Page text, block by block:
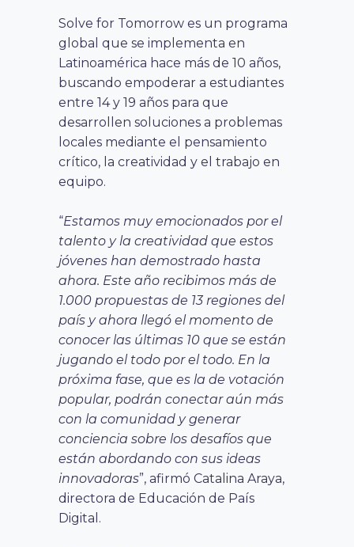
Solve for Tomorrow es un programa
global que se implementa en
Latinoamérica hace más de 10 años,
buscando empoderar a estudiantes
entre 14 y 19 años para que
desarrollen soluciones a problemas
locales mediante el pensamiento
crítico, la creatividad y el trabajo en
equipo.
“Estamos muy emocionados por el
talento y la creatividad que estos
jóvenes han demostrado hasta
ahora. Este año recibimos más de
1.000 propuestas de 13 regiones del
país y ahora llegó el momento de
conocer las últimas 10 que se están
jugando el todo por el todo. En la
próxima fase, que es la de votación
popular, podrán conectar aún más
con la comunidad y generar
conciencia sobre los desafíos que
están abordando con sus ideas
innovadoras”, afirmó Catalina Araya,
directora de Educación de País
Digital.